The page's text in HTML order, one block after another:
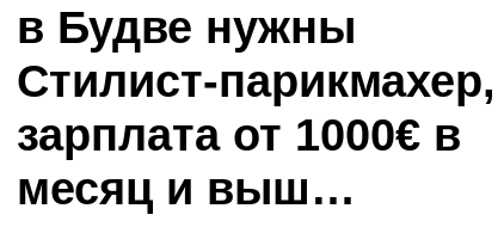
в Будве нужны
Стилист-парикмахер,
зарплата от 1000€ в
месяц и выш…